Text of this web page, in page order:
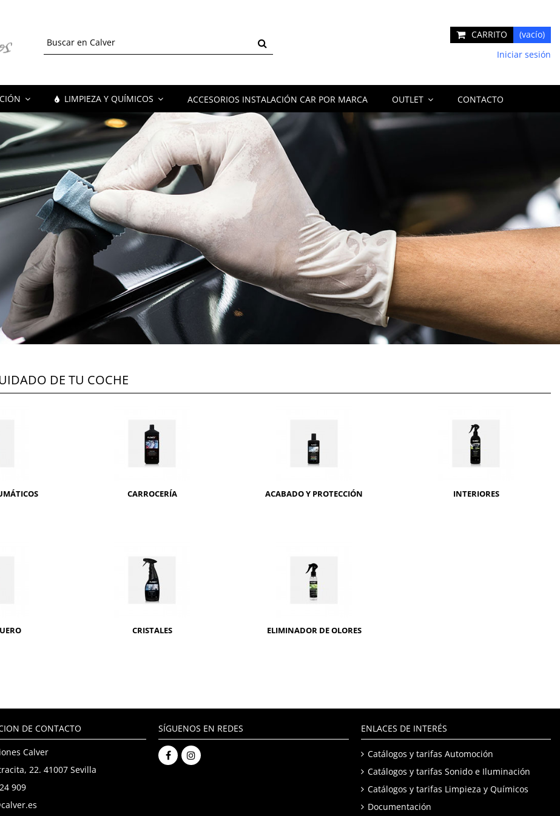
CARRITO
(vacío)
Iniciar sesión
LIMPIEZA Y QUÍMICOS ACCESORIOS INSTALACIÓN CAR POR MARCA OUTLET CONTACTO
DE TU COCHE
CARROCERÍA ACABADO Y PROTECCIÓN INTERIORES
CRISTALES ELIMINADOR DE OLORES
DE CONTACTO
Calver
22. 41007 Sevilla
909
SÍGUENOS EN REDES ENLACES DE INTERÉS
Catálogos y tarifas Automoción
Catálogos y tarifas Sonido e Iluminación
Catálogos y tarifas Limpieza y Químicos
Documentación